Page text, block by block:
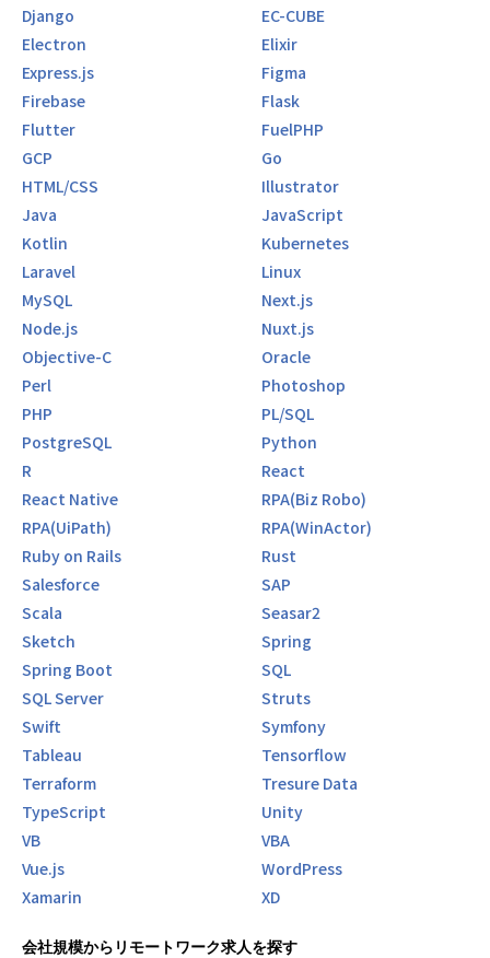
Django
EC-CUBE
Electron
Elixir
Express.js
Figma
Firebase
Flask
Flutter
FuelPHP
GCP
Go
HTML/CSS
Illustrator
Java
JavaScript
Kotlin
Kubernetes
Laravel
Linux
MySQL
Next.js
Node.js
Nuxt.js
Objective-C
Oracle
Perl
Photoshop
PHP
PL/SQL
PostgreSQL
Python
R
React
React Native
RPA(Biz Robo)
RPA(UiPath)
RPA(WinActor)
Ruby on Rails
Rust
Salesforce
SAP
Scala
Seasar2
Sketch
Spring
Spring Boot
SQL
SQL Server
Struts
Swift
Symfony
Tableau
Tensorflow
Terraform
Tresure Data
TypeScript
Unity
VB
VBA
Vue.js
WordPress
Xamarin
XD
会社規模からリモートワーク求人を探す